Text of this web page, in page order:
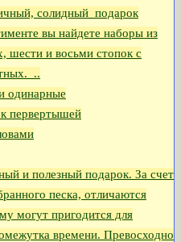
солидный подарок
вы найдете наборы из
шести и восьми стопок с
..
одинарные
первертышей
и полезный подарок. За счет
песка, отличаются
могут пригодится для
времени. Превосходно